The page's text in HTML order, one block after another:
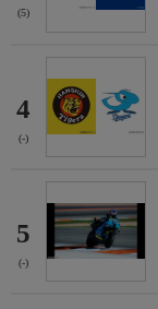
(5)
4
(-)
5
(-)